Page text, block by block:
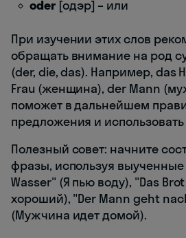
oder[одэр] – или
При изучении этих слов
обращать внимание на род
(der, die, das). Например, das
Frau (женщина), der Mann
поможет в дальнейшем
предложения и использовать
Полезный совет: начните
фразы, используя
Wasser" (Я пью воду), "Das
хороший), "Der Mann geht
(Мужчина идет домой).